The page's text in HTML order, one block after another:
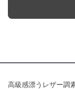
高級感漂うレザー調